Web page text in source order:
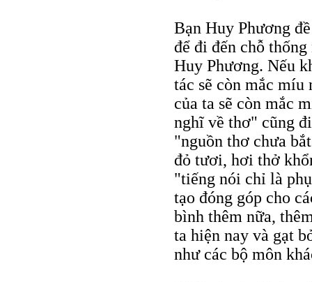
Bạn Huy Phương
để đi đến chỗ
Huy Phương. Nếu
tác sẽ còn mắc míu
của ta sẽ còn mắc
nghĩ về thơ" cũng
"nguồn thơ chưa
đỏ tươi, hơi thở
"tiếng nói chỉ là
tạo đóng góp cho
bình thêm nữa,
ta hiện nay và gạt
như các bộ môn